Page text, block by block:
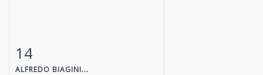
Fiche détaillée
14
ALFREDO BIAGINI...